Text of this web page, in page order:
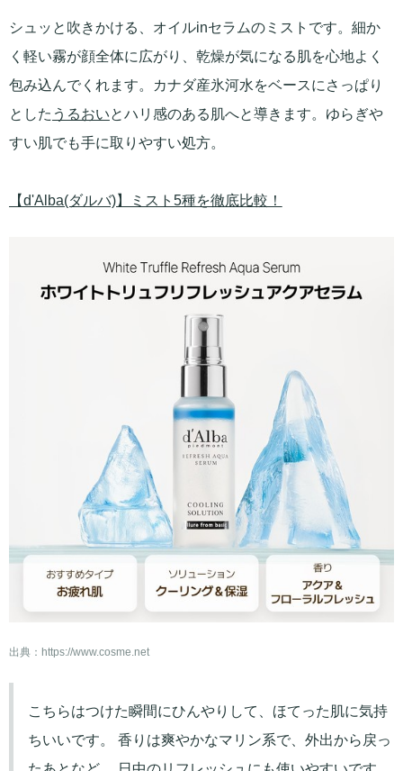
シュッと吹きかける、オイルinセラムのミストです。細か
く軽い霧が顔全体に広がり、乾燥が気になる肌を心地よく
包み込んでくれます。カナダ産氷河水をベースにさっぱり
とした うるおいとハリ感のある肌へと導きます。ゆらぎや
すい肌でも手に取りやすい処方。
【d'Alba(ダルバ)】ミスト5種を徹底比較！
出典： https://www.cosme.net
こちらはつけた瞬間にひんやりして、ほてった肌に気持
ちいいです。 香りは爽やかなマリン系で、外出から戻っ